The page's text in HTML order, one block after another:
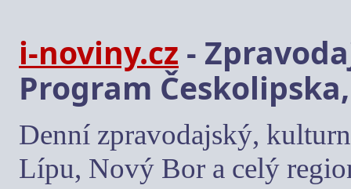
i-noviny.cz -
Program
Denní zpravodajský,
Lípu, Nový Bor a celý